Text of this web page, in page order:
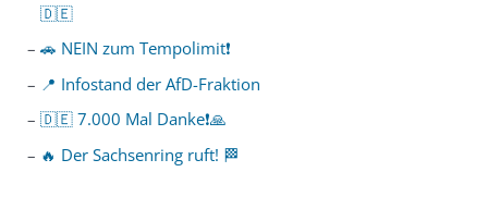
🇩🇪
🚗 NEIN zum Tempolimit❗️
📍 Infostand der AfD-Fraktion
🇩🇪 7.000 Mal Danke❗️🙏
🔥 Der Sachsenring ruft! 🏁